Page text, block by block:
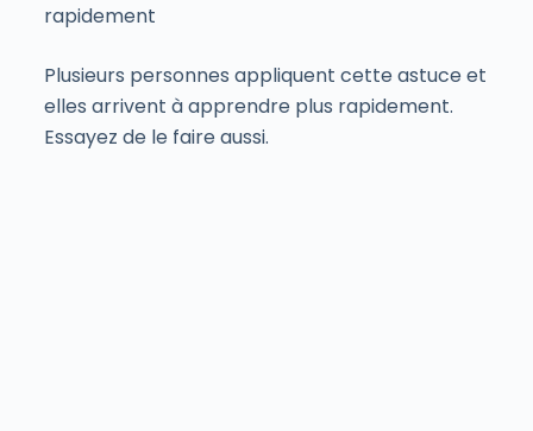
rapidement
Plusieurs personnes appliquent cette astuce et
elles arrivent à apprendre plus rapidement.
Essayez de le faire aussi.